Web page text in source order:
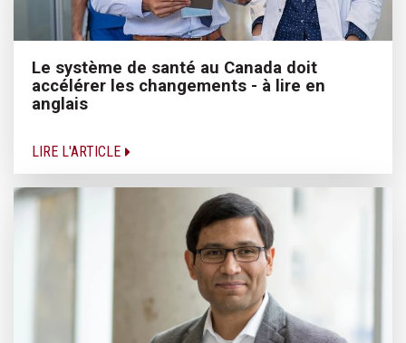
Le système de santé au Canada doit
accélérer les changements - à lire en
anglais
LIRE L'ARTICLE